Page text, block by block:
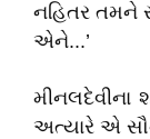
નહિતર તમને
એને...’
અત્યારે એ